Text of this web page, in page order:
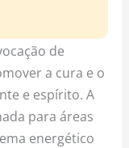
de
a cura e o
e espírito. A
para áreas
energético